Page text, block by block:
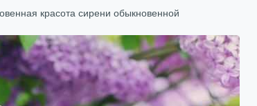
красота сирени обыкновенной